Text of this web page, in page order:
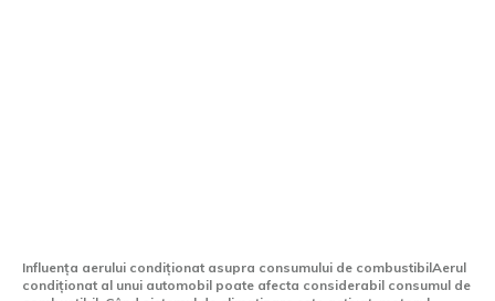
Influența aerului condiționat asupra consumului de combustibilAerul
condiționat al unui automobil poate afecta considerabil consumul de